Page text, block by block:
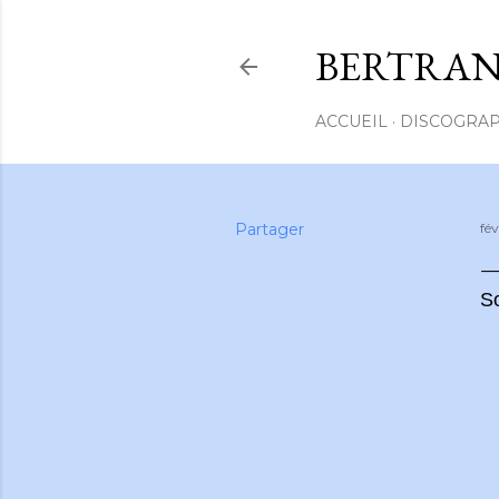
ACCUEIL
Partager